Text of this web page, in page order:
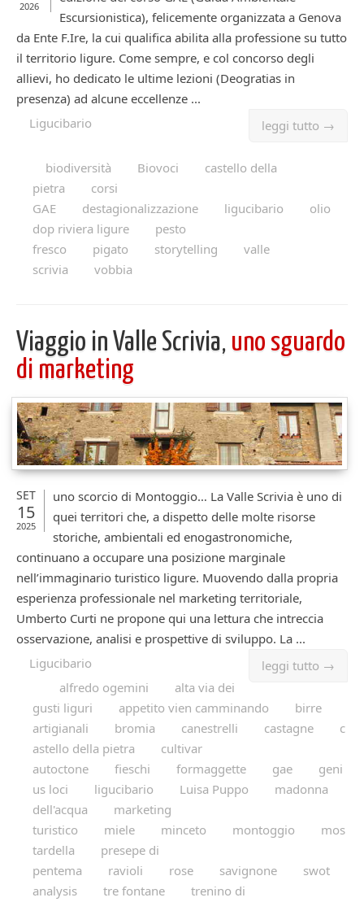
2026
Escursionistica), felicemente organizzata a Genova
da Ente F.Ire, la cui qualifica abilita alla professione su tutto
il territorio ligure. Come sempre, e col concorso degli
allievi, ho dedicato le ultime lezioni (Deogratias in
presenza) ad alcune eccellenze ...
leggi tutto →
Ligucibario
biodiversità Biovoci
castello della
pietra
corsi
GAE
destagionalizzazione ligucibario
olio
dop riviera ligure
pesto
fresco
pigato storytelling
valle
scrivia
vobbia
Viaggio in Valle Scrivia, uno sguardo
di marketing
SET
15
2025
uno scorcio di Montoggio… La Valle Scrivia è uno di
quei territori che, a dispetto delle molte risorse
storiche, ambientali ed enogastronomiche,
continuano a occupare una posizione marginale
nell’immaginario turistico ligure. Muovendo dalla propria
esperienza professionale nel marketing territoriale,
Umberto Curti ne propone qui una lettura che intreccia
osservazione, analisi e prospettive di sviluppo. La ...
leggi tutto →
Ligucibario
alfredo ogemini
alta via dei
gusti liguri
appetito vien camminando
birre
artigianali
bromia canestrelli castagne
c
astello della pietra
cultivar
autoctone
fieschi formaggette gae
geni
us loci
ligucibario Luisa Puppo
madonna
dell'acqua
marketing
turistico
miele minceto montoggio
mos
tardella
presepe di
pentema
ravioli rose savignone
swot
analysis
tre fontane
trenino di